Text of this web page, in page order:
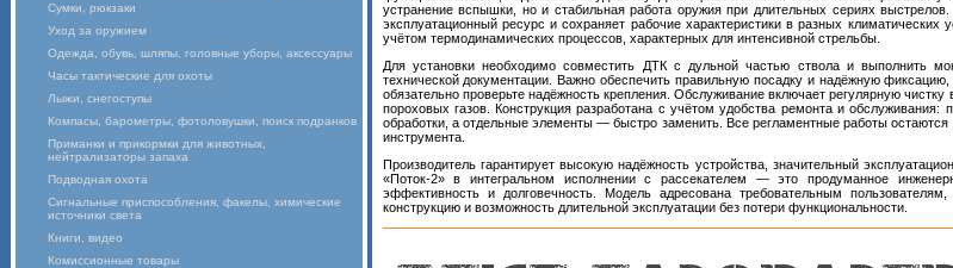
Сумки, рюкзаки
Уход за оружием
Одежда, обувь, шляпы, головные уборы, аксессуары
Часы тактические для охоты
Лыжи, снегоступы
Компасы, барометры, фотоловушки, поиск подранков
Приманки и прикормки для животных,
нейтрализаторы запаха
Подводная охота
Сигнальные приспособления, факелы, химические
источники света
Книги, видео
Комиссионные товары
устранение вспышки, но и стабильная работа оружия при длительных сериях
эксплуатационный ресурс и сохраняет рабочие характеристики в разных
учётом термодинамических процессов, характерных для интенсивной стрельбы.
Для установки необходимо совместить ДТК с дульной частью ствола и выполнить
технической документации. Важно обеспечить правильную посадку и надёжную
обязательно проверьте надёжность крепления. Обслуживание включает регулярную чистку
пороховых газов. Конструкция разработана с учётом удобства ремонта и
обработки, а отдельные элементы — быстро заменить. Все регламентные работы
инструмента.
Производитель гарантирует высокую надёжность устройства, значительный
«Поток‑2» в интегральном исполнении с рассекателем — это продуманное
эффективность и долговечность. Модель адресована требовательным
конструкцию и возможность длительной эксплуатации без потери функциональности.